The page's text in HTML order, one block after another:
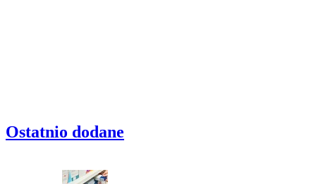
Ostatnio dodane